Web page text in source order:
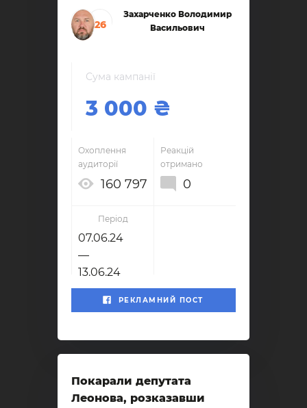
26
Захарченко Володимир
Васильович
Сума кампанії
3 000
Охоплення
аудиторії
160 797
Реакцій
отримано
0
Період
07.06.24
—
13.06.24
РЕКЛАМНИЙ ПОСТ
Покарали депутата
Леонова, розказавши